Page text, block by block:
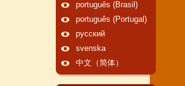
português (Brasil)
português (Portugal)
русский
svenska
中文（简体）